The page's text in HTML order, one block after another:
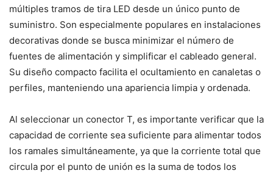
múltiples tramos de tira LED desde un único punto de
suministro. Son especialmente populares en instalaciones
decorativas donde se busca minimizar el número de
fuentes de alimentación y simplificar el cableado general.
Su diseño compacto facilita el ocultamiento en canaletas o
perfiles, manteniendo una apariencia limpia y ordenada.
Al seleccionar un conector T, es importante verificar que la
capacidad de corriente sea suficiente para alimentar todos
los ramales simultáneamente, ya que la corriente total que
circula por el punto de unión es la suma de todos los